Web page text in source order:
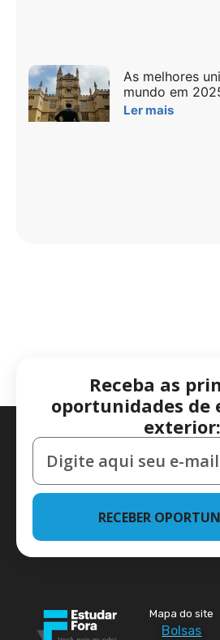
As melhores
mundo em
Ler mais
Receba as
oportunidades de
exterior:
RECEBER
Mapa do site
Bolsas